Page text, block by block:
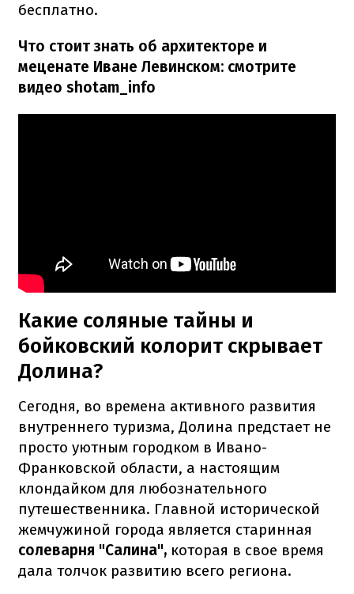
бесплатно.
Что стоит знать об архитекторе и
меценате Иване Левинском: смотрите
видео shotam_info
Какие соляные тайны и
бойковский колорит скрывает
Долина?
Сегодня, во времена активного развития
внутреннего туризма, Долина предстает не
просто уютным городком в Ивано-
Франковской области, а настоящим
клондайком для любознательного
путешественника. Главной исторической
жемчужиной города является старинная
солеварня "Салина", которая в свое время
дала толчок развитию всего региона.